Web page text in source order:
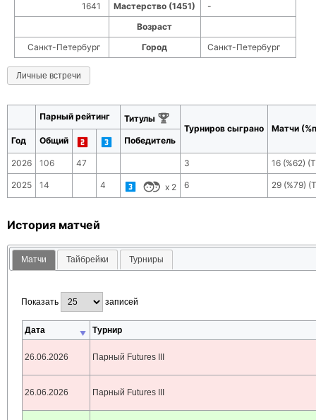
1641 Мастерство (1451)
-
Возраст
Санкт-Петербург
Город Санкт-Петербург
Личные встречи
Парный рейтинг
Титулы
Турниров сыграно
Матчи
Год
Общий Победитель
2026 106 47 3 16 (%62)
2025 14 4 x 2 6 29 (%79)
История матчей
Матчи Тайбрейки Турниры
Показать записей
Дата Турнир
26.06.2026 Парный Futures III
26.06.2026 Парный Futures III